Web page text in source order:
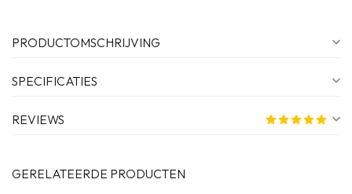
PRODUCTOMSCHRIJVING
SPECIFICATIES
REVIEWS
GERELATEERDE PRODUCTEN